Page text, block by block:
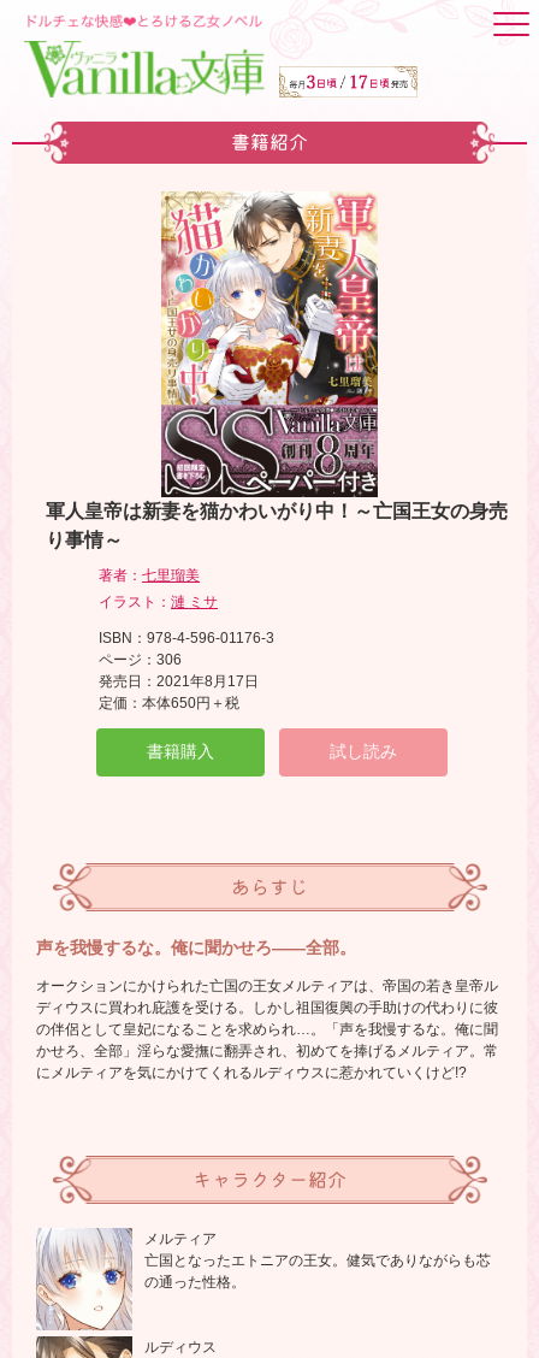
書籍紹介
軍人皇帝は新妻を猫かわいがり中！～亡国王女の身売
り事情～
著者： 七里瑠美
イラスト： 漣 ミサ
ISBN：978-4-596-01176-3
ページ：306
発売日：2021年8月17日
定価：本体650円＋税
書籍購入 試し読み
あらすじ
声を我慢するな。俺に聞かせろ――全部。
オークションにかけられた亡国の王女メルティアは、帝国の若き皇帝ル
ディウスに買われ庇護を受ける。しかし祖国復興の手助けの代わりに彼
の伴侶として皇妃になることを求められ…。「声を我慢するな。俺に聞
かせろ、全部」淫らな愛撫に翻弄され、初めてを捧げるメルティア。常
にメルティアを気にかけてくれるルディウスに惹かれていくけど!?
キャラクター紹介
メルティア
亡国となったエトニアの王女。健気でありながらも芯
の通った性格。
ルディウス